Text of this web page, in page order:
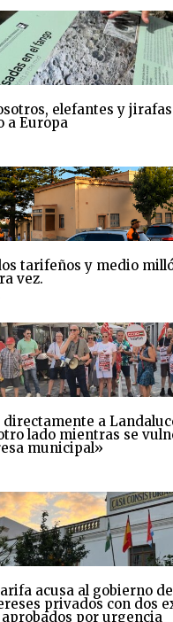
elefantes y
a Europa
tarifeños y medio
vez.
directamente a
lado mientras se
municipal»
acusa al gobierno
privados con dos
por urgencia